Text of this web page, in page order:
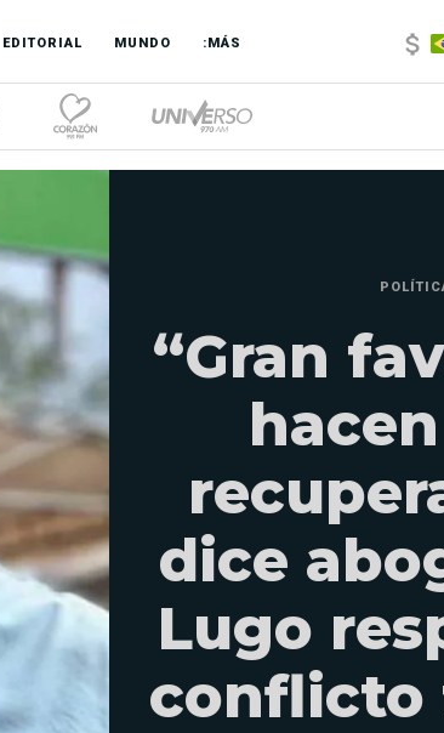
EDITORIAL MUNDO :MÁS
“Gran
dice
Lugo
conflicto